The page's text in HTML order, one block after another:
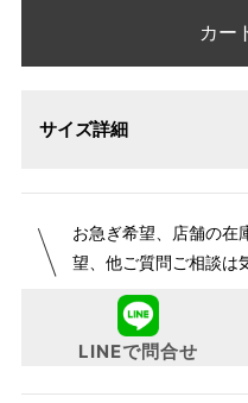
カー
サイズ詳細
お急ぎ希望、店舗の在
望、他ご質問ご相談は
LINEで問合せ